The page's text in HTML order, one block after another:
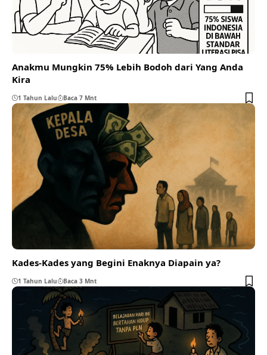
Anakmu Mungkin 75% Lebih Bodoh dari Yang Anda
Kira
1 Tahun Lalu Baca 7 Mnt
Kades-Kades yang Begini Enaknya Diapain ya?
1 Tahun Lalu Baca 3 Mnt